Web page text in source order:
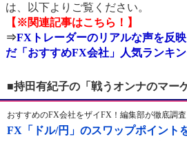
は、以下よりご覧ください。
【※関連記事はこちら！】
⇒FXトレーダーのリアルな声を反
だ「おすすめFX会社」人気ランキン
■持田有紀子の「戦うオンナのマー
おすすめのFX会社をザイFX！編集部が徹底調査
FX「ドル/円」のスワップポイント